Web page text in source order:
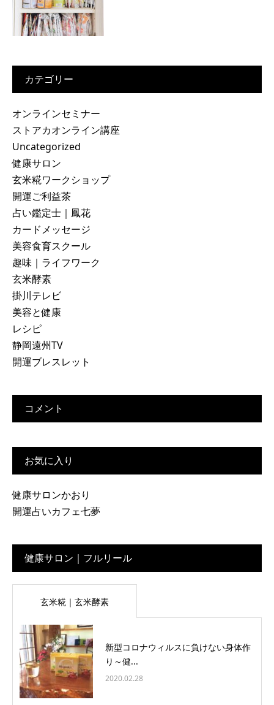
カテゴリー
オンラインセミナー
ストアカオンライン講座
Uncategorized
健康サロン
玄米糀ワークショップ
開運ご利益茶
占い鑑定士｜鳳花
カードメッセージ
美容食育スクール
趣味｜ライフワーク
玄米酵素
掛川テレビ
美容と健康
レシピ
静岡遠州TV
開運ブレスレット
コメント
お気に入り
健康サロンかおり
開運占いカフェ七夢
健康サロン｜フルリール
玄米糀｜玄米酵素
新型コロナウィルスに負けない身体作
り～健...
2020.02.28